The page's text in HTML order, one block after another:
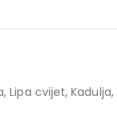
Lipa cvijet,